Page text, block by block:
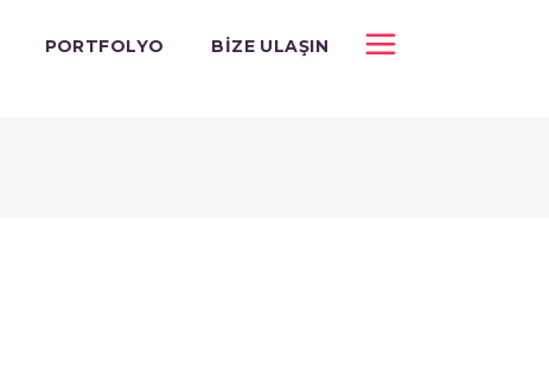
PORTFOLYO BIZE ULAŞIN